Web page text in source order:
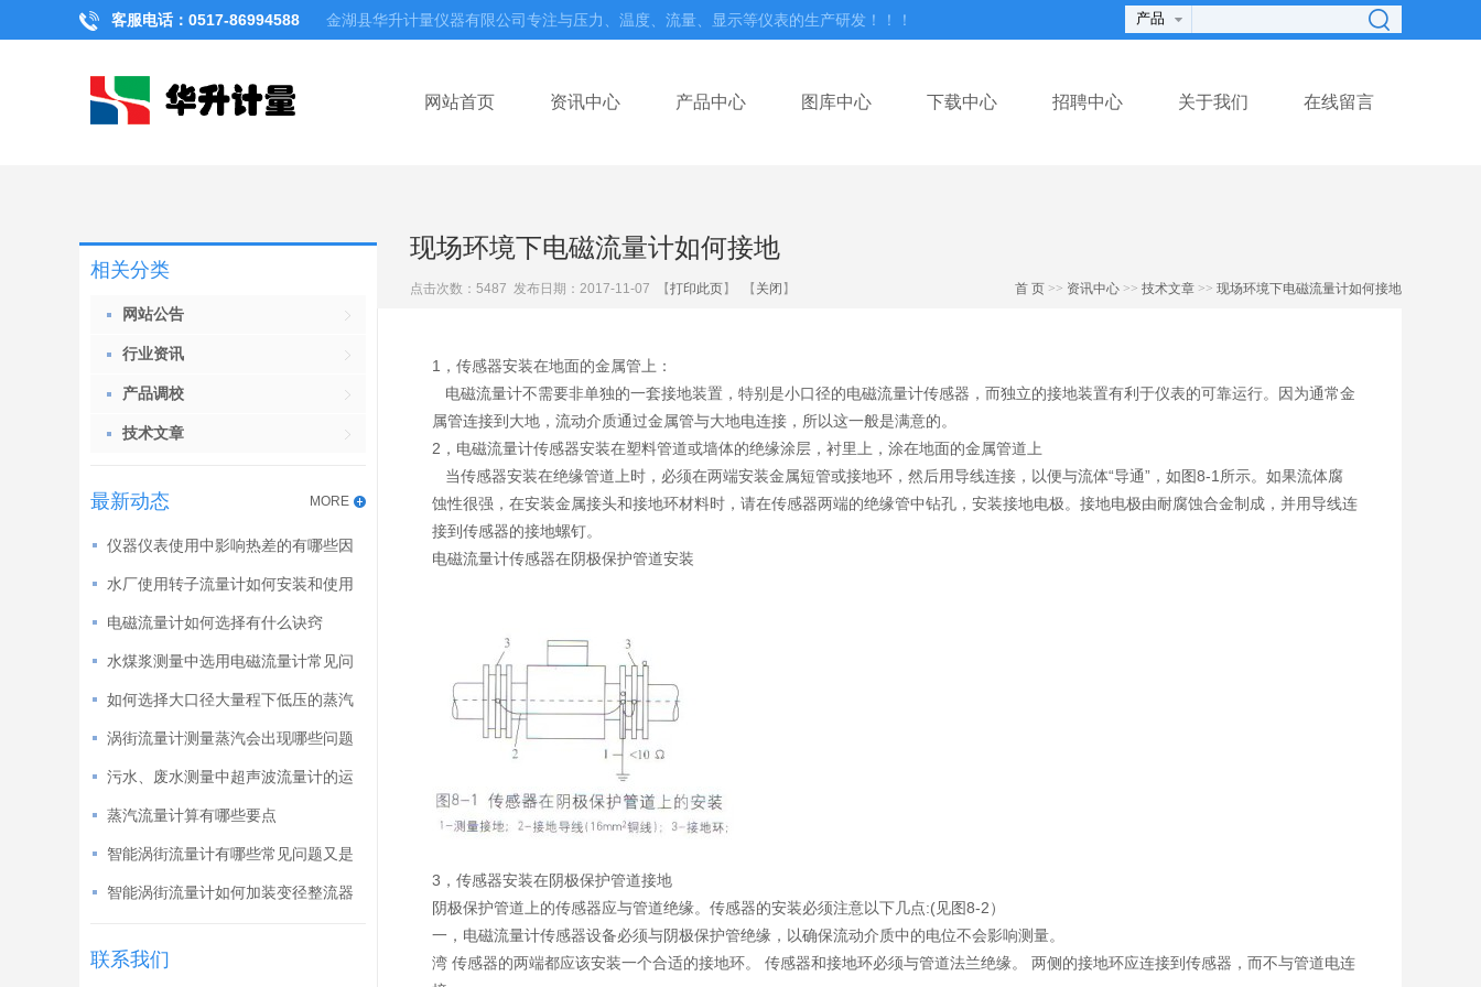
客服电话：0517-86994588 金湖县华升计量仪器有限公司专注与压力、温度、流量、显示等仪表的生产研发！！！
网站首页 资讯中心 产品中心 图库中心 下载中心 招聘中心 关于我们 在线留言
现场环境下电磁流量计如何接地
点击次数： 5487 发布日期：2017-11-07 【打印此页】 【 关闭 】 首 页 >> 资讯中心 >> 技术文章 >> 现场环境下电磁流量计如何接地
相关分类
网站公告
行业资讯
产品调校
技术文章
MORE
最新动态
仪器仪表使用中影响热差的有哪些因
素
水厂使用转子流量计如何安装和使用
的
电磁流量计如何选择有什么诀窍
水煤浆测量中选用电磁流量计常见问
题
如何选择大口径大量程下低压的蒸汽
流量计
涡街流量计测量蒸汽会出现哪些问题
如何解决
污水、废水测量中超声波流量计的运
用
蒸汽流量计算有哪些要点
智能涡街流量计有哪些常见问题又是
如何解决的
智能涡街流量计如何加装变径整流器
联系我们
1，传感器安装在地面的金属管上：
电磁流量计不需要非单独的一套接地装置，特别是小口径的电磁流量计传感器，而独立的接地装置有利于仪表的可靠运行。因为通常金
属管连接到大地，流动介质通过金属管与大地电连接，所以这一般是满意的。
2，电磁流量计传感器安装在塑料管道或墙体的绝缘涂层，衬里上，涂在地面的金属管道上
当传感器安装在绝缘管道上时，必须在两端安装金属短管或接地环，然后用导线连接，以便与流体“导通”，如图8-1所示。如果流体腐
蚀性很强，在安装金属接头和接地环材料时，请在传感器两端的绝缘管中钻孔，安装接地电极。接地电极由耐腐蚀合金制成，并用导线连
接到传感器的接地螺钉。
电磁流量计传感器在阴极保护管道安装
3，传感器安装在阴极保护管道接地
阴极保护管道上的传感器应与管道绝缘。传感器的安装必须注意以下几点:(见图8-2）
一，电磁流量计传感器设备必须与阴极保护管绝缘，以确保流动介质中的电位不会影响测量。
湾 传感器的两端都应该安装一个合适的接地环。 传感器和接地环必须与管道法兰绝缘。 两侧的接地环应连接到传感器，而不与管道电连